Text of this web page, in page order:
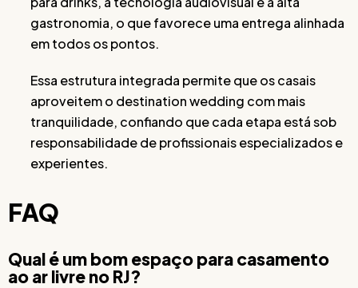
gastronomia, o que favorece uma entrega alinhada
em todos os pontos.
Essa estrutura integrada permite que os casais
aproveitem o destination wedding com mais
tranquilidade, confiando que cada etapa está sob
responsabilidade de profissionais especializados e
experientes.
FAQ
Qual é um bom espaço para casamento
ao ar livre no RJ?